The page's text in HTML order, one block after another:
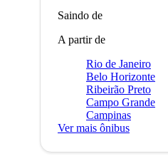
Saindo de
A partir de
Rio de Janeiro
Belo Horizonte
Ribeirão Preto
Campo Grande
Campinas
Ver mais ônibus